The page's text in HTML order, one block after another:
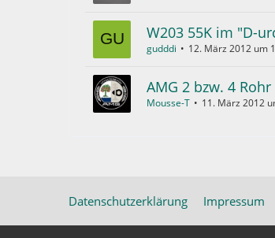
W203 55K im "D-
gudddi 12. März 2012 um
AMG 2 bzw. 4
Mousse-T 11. März 2012
Datenschutzerklärung Impressum